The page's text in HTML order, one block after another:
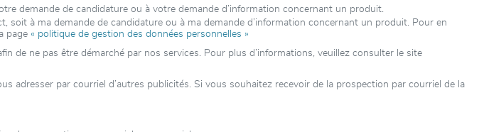
demande de candidature ou à votre demande d’information concernant un produit.
soit à ma demande de candidature ou à ma demande d’information concernant un produit. Pour en
page « politique de gestion des données personnelles »
de ne pas être démarché par nos services. Pour plus d’informations, veuillez consulter le site
adresser par courriel d’autres publicités. Si vous souhaitez recevoir de la prospection par courriel de la